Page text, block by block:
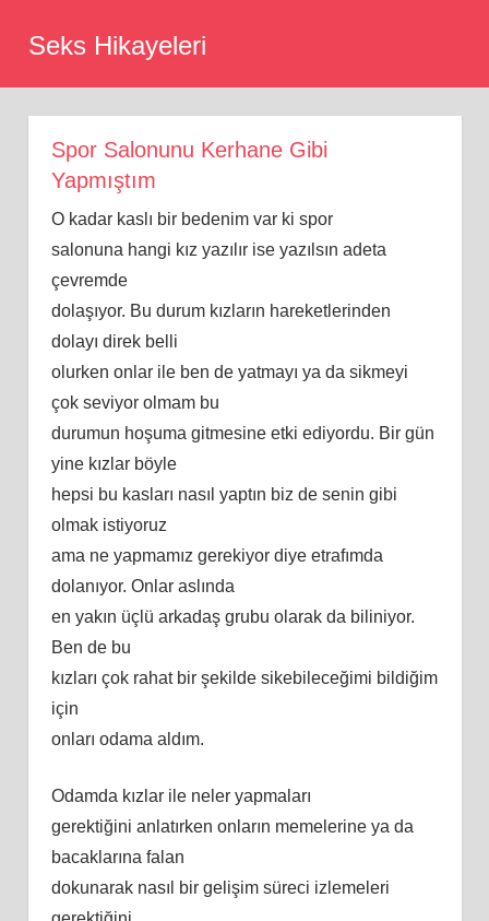
Seks Hikayeleri
Spor Salonunu Kerhane Gibi
Yapmıştım
O kadar kaslı bir bedenim var ki spor
salonuna hangi kız yazılır ise yazılsın adeta
çevremde
dolaşıyor. Bu durum kızların hareketlerinden
dolayı direk belli
olurken onlar ile ben de yatmayı ya da sikmeyi
çok seviyor olmam bu
durumun hoşuma gitmesine etki ediyordu. Bir gün
yine kızlar böyle
hepsi bu kasları nasıl yaptın biz de senin gibi
olmak istiyoruz
ama ne yapmamız gerekiyor diye etrafımda
dolanıyor. Onlar aslında
en yakın üçlü arkadaş grubu olarak da biliniyor.
Ben de bu
kızları çok rahat bir şekilde sikebileceğimi bildiğim
için
onları odama aldım.
Odamda kızlar ile neler yapmaları
gerektiğini anlatırken onların memelerine ya da
bacaklarına falan
dokunarak nasıl bir gelişim süreci izlemeleri